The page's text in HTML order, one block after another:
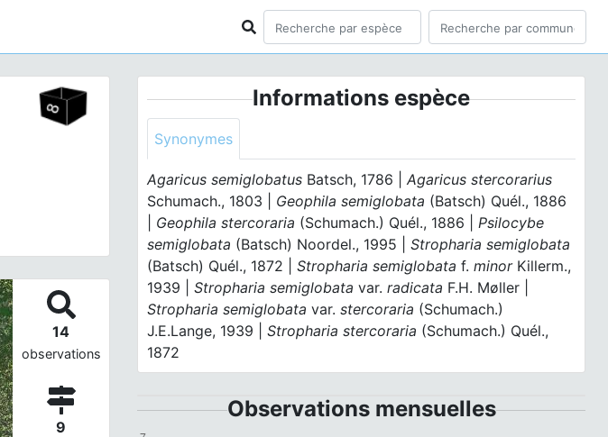
14
observations
9
Informations espèce
Synonymes
Agaricus semiglobatus Batsch, 1786 |Agaricus stercorarius
Schumach., 1803 | Geophila semiglobata (Batsch) Quél., 1886
Geophila stercoraria (Schumach.) Quél., 1886 |Psilocybe
semiglobata (Batsch) Noordel., 1995 |Stropharia semiglobata
(Batsch) Quél., 1872 |Stropharia semiglobataf. minorKillerm.,
1939 |Stropharia semiglobatavar. radicata F.H. Møller |
Stropharia semiglobatavar. stercoraria (Schumach.)
J.E.Lange, 1939 |Stropharia stercoraria (Schumach.) Quél.,
1872
Observations mensuelles